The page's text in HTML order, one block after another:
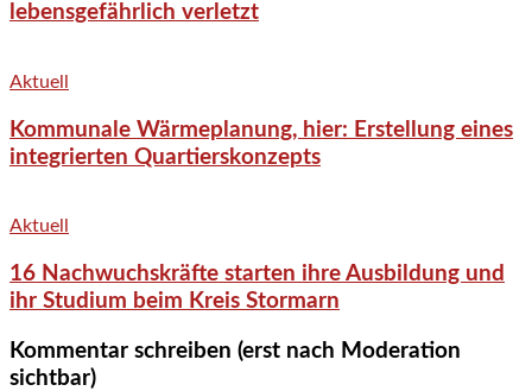
lebensgefährlich verletzt
Aktuell
Kommunale Wärmeplanung, hier: Erstellung eines
integrierten Quartierskonzepts
Aktuell
16 Nachwuchskräfte starten ihre Ausbildung und
ihr Studium beim Kreis Stormarn
Kommentar schreiben (erst nach Moderation
sichtbar)